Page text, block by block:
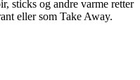
sticks og andre varme retter
eller som Take Away.